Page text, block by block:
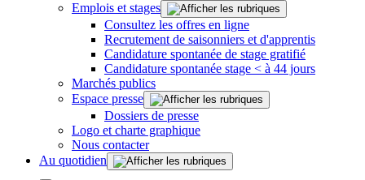
Emplois et stages
Consultez les offres en ligne
Recrutement de saisonniers et d'apprentis
Candidature spontanée de stage gratifié
Candidature spontanée stage < à 44 jours
Marchés publics
Espace presse
Dossiers de presse
Logo et charte graphique
Nous contacter
Au quotidien